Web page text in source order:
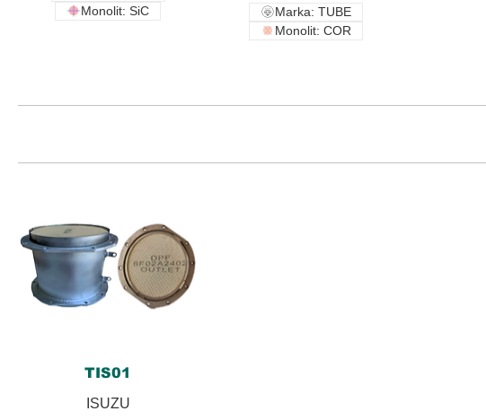
Monolit: SiC
Marka: TUBE
Monolit: COR
TIS01
ISUZU